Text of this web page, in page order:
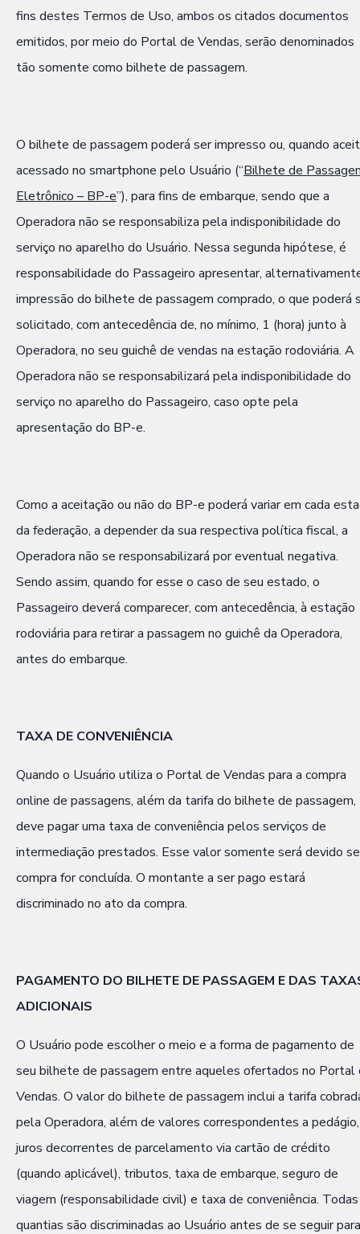
fins destes Termos de Uso, ambos os citados documentos
emitidos, por meio do Portal de Vendas, serão denominados
tão somente como bilhete de passagem.
O bilhete de passagem poderá ser impresso ou, quando
acessado no smartphone pelo Usuário (“Bilhete de
Eletrônico – BP-e”), para fins de embarque, sendo que a
Operadora não se responsabiliza pela indisponibilidade do
serviço no aparelho do Usuário. Nessa segunda hipótese, é
responsabilidade do Passageiro apresentar,
impressão do bilhete de passagem comprado, o que poderá
solicitado, com antecedência de, no mínimo, 1 (hora) junto à
Operadora, no seu guichê de vendas na estação rodoviária. A
Operadora não se responsabilizará pela indisponibilidade do
serviço no aparelho do Passageiro, caso opte pela
apresentação do BP-e.
Como a aceitação ou não do BP-e poderá variar em cada
da federação, a depender da sua respectiva política fiscal, a
Operadora não se responsabilizará por eventual negativa.
Sendo assim, quando for esse o caso de seu estado, o
Passageiro deverá comparecer, com antecedência, à estação
rodoviária para retirar a passagem no guichê da Operadora,
antes do embarque.
TAXA DE CONVENIÊNCIA
Quando o Usuário utiliza o Portal de Vendas para a compra
online de passagens, além da tarifa do bilhete de passagem,
deve pagar uma taxa de conveniência pelos serviços de
intermediação prestados. Esse valor somente será devido
compra for concluída. O montante a ser pago estará
discriminado no ato da compra.
PAGAMENTO DO BILHETE DE PASSAGEM E DAS
ADICIONAIS
O Usuário pode escolher o meio e a forma de pagamento de
seu bilhete de passagem entre aqueles ofertados no Portal
Vendas. O valor do bilhete de passagem inclui a tarifa
pela Operadora, além de valores correspondentes a pedágio,
juros decorrentes de parcelamento via cartão de crédito
(quando aplicável), tributos, taxa de embarque, seguro de
viagem (responsabilidade civil) e taxa de conveniência.
quantias são discriminadas ao Usuário antes de se seguir